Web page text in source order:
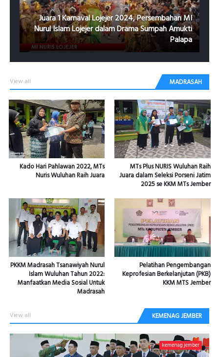
Juara 1 Karnaval Lojejer 2024, Persembahan MI
Nurul Islam Lojejer dalam Drama Sumpah Amukti
Palapa
MADRASAH
View all
MTs Plus NURIS Wuluhan Raih
Juara dalam Seleksi Porseni Jatim
2025 se KKM MTs Jember
Kado Hari Pahlawan 2022, MTs
Nuris Wuluhan Raih Juara
Pelatihan Pengembangan
Keprofesian Berkelanjutan (PKB)
KKM MTS Jember
PKKM Madrasah Tsanawiyah Nurul
Islam Wuluhan Tahun 2022:
Manfaatkan Media Sosial Untuk
Madrasah
KEMENAG JEMBER
View all
kemenag jember